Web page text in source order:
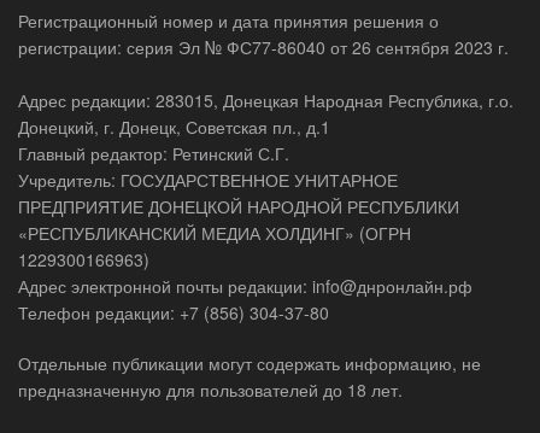
Регистрационный номер и дата принятия решения о
регистрации: серия Эл № ФС77-86040 от 26 сентября 2023 г.
Адрес редакции: 283015, Донецкая Народная Республика, г.о.
Донецкий, г. Донецк, Советская пл., д.1
Главный редактор: Ретинский С.Г.
Учредитель: ГОСУДАРСТВЕННОЕ УНИТАРНОЕ
ПРЕДПРИЯТИЕ ДОНЕЦКОЙ НАРОДНОЙ РЕСПУБЛИКИ
«РЕСПУБЛИКАНСКИЙ МЕДИА ХОЛДИНГ» (ОГРН
1229300166963)
Адрес электронной почты редакции: info@днронлайн.рф
Телефон редакции: +7 (856) 304-37-80
Отдельные публикации могут содержать информацию, не
предназначенную для пользователей до 18 лет.